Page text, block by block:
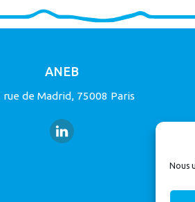
Nous
ANEB
rue de Madrid, 75008 Paris